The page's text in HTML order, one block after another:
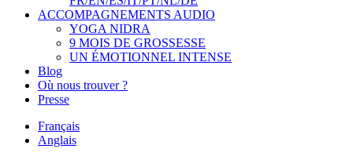
ACCOMPAGNEMENTS AUDIO
YOGA NIDRA
9 MOIS DE GROSSESSE
UN ÉMOTIONNEL INTENSE
Blog
Où nous trouver ?
Presse
Français
Anglais